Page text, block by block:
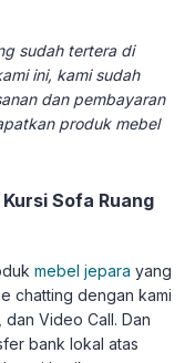
sudah tertera di
ini, kami sudah
dan pembayaran
produk mebel
Sofa Ruang
mebel jepara yang
chatting dengan kami
dan Video Call. Dan
bank lokal atas